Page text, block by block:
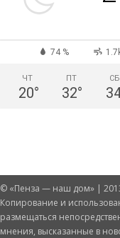
74 %
ЧТ
20°
ПТ
32°
СБ
© «Пенза — наш дом» |
Копирование и
размещаться
мнения, высказанные в